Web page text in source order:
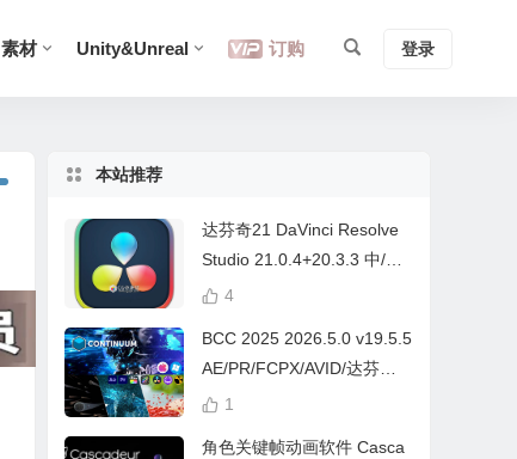
素材 Unity&Unreal 订购 登录
本站推荐
达芬奇21 DaVinci Resolve
Studio 21.0.4+20.3.3 中/英
文 Win/Mac
4
BCC 2025 2026.5.0 v19.5.5
AE/PR/FCPX/AVID/达芬奇
视频特效插件Continuum Wi
1
角色关键帧动画软件 Casca